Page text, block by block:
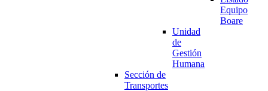
Equipo
Boare
Unidad
de
Gestión
Humana
Sección de
Transportes